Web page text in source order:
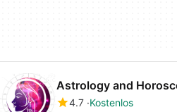
4.7 Kostenlos